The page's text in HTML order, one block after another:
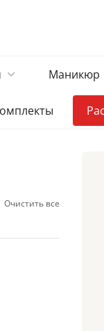
Маникюр
Очистить все